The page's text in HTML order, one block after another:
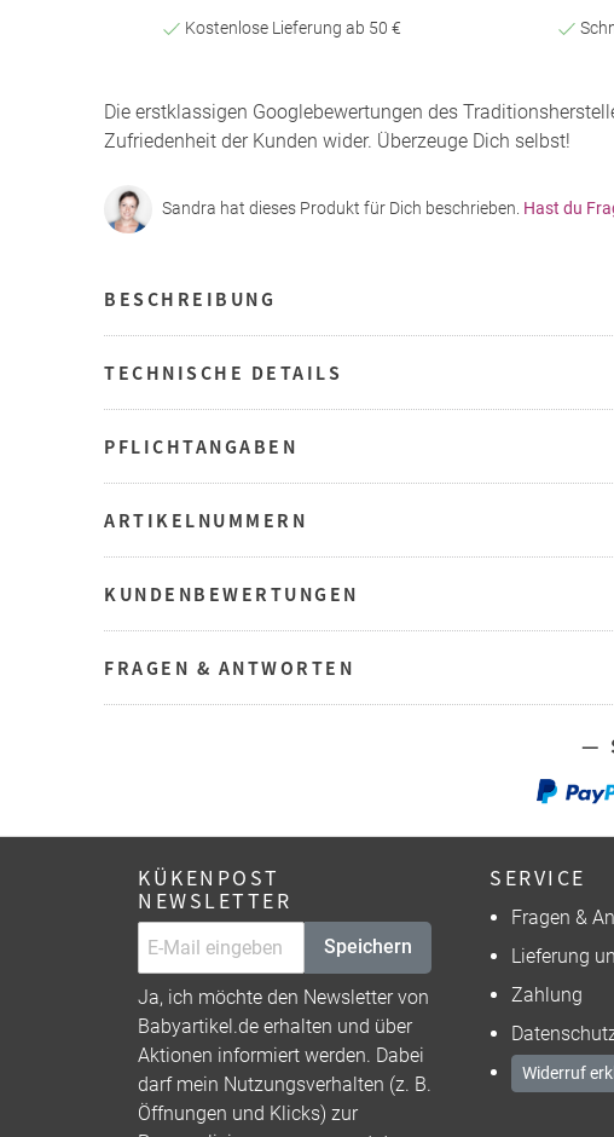
Kostenlose Lieferung ab 50 €
Die erstklassigen Googlebewertungen des
Zufriedenheit der Kunden wider. Überzeuge Dich selbst!
Sandra hat dieses Produkt für Dich beschrieben. Hast du
BESCHREIBUNG
TECHNISCHE DETAILS
PFLICHTANGABEN
ARTIKELNUMMERN
KUNDENBEWERTUNGEN
FRAGEN & ANTWORTEN
—
KÜKENPOST
NEWSLETTER
Speichern
Ja, ich möchte den Newsletter von
Babyartikel.de erhalten und über
Aktionen informiert werden. Dabei
darf mein Nutzungsverhalten (z. B.
Öffnungen und Klicks) zur
SERVICE
Fragen &
Lieferung
Zahlung
Widerruf